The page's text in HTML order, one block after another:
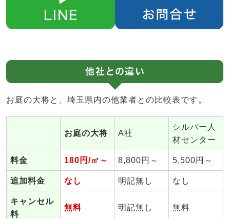
他社との違い
お庭の大将と、埼玉県内の他業者との比較表です。
お庭の大将 A社
シルバー人
材センター
料金 180円/㎡～ 8,800円～ 5,500円～
追加料金 なし 明記無し なし
キャンセル
料
無料 明記無し 無料